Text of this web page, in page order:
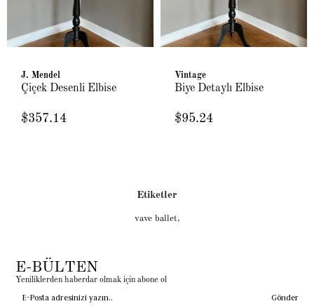
J. Mendel
Çiçek Desenli Elbise
$357.14
Vintage
Biye Detaylı Elbise
$95.24
Etiketler
vave ballet,
E-BÜLTEN
Yeniliklerden haberdar olmak için abone ol
Gönder